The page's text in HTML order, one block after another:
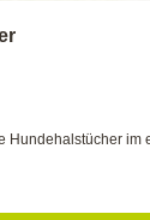
für unsere